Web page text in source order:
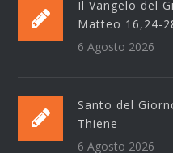
Il Vangelo del
Matteo 16,24-
6 Agosto 2026
Santo del
Thiene
6 Agosto 2026